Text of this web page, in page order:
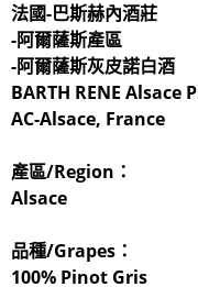
法國-巴斯赫內酒莊
-阿爾薩斯產區
-阿爾薩斯灰皮諾白酒
BARTH RENE Alsace
AC-Alsace, France
產區/Region：
Alsace
品種/Grapes：
100% Pinot Gris